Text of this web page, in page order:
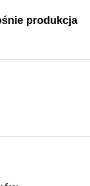
produkcja